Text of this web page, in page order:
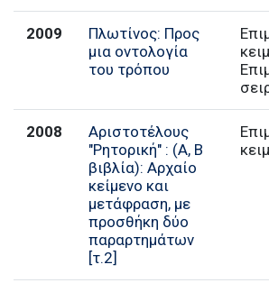
2009
Πλωτίνος: Προς
μια οντολογία
του τρόπου
2008
Αριστοτέλους
"Ρητορική" : (Α, Β
βιβλία): Αρχαίο
κείμενο και
μετάφραση, με
προσθήκη δύο
παραρτημάτων
[τ.2]